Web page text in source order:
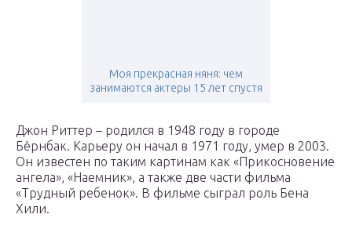
Моя прекрасная няня: чем
занимаются актеры 15 лет спустя
Джон Риттер – родился в 1948 году в городе
Бёрнбак. Карьеру он начал в 1971 году, умер в 2003.
Он известен по таким картинам как «Прикосновение
ангела», «Наемник», а также две части фильма
«Трудный ребенок». В фильме сыграл роль Бена
Хили.